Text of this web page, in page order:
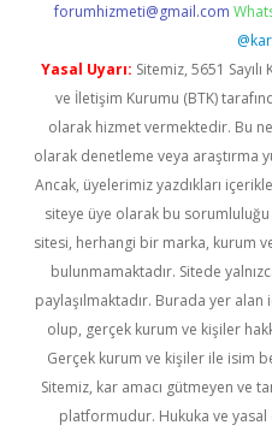
forumhizmeti@gmail.com
Yasal Uyarı: Sitemiz, 5651
ve İletişim Kurumu (BTK)
olarak hizmet vermektedir. Bu
olarak denetleme veya araştırma
Ancak, üyelerimiz yazdıkları
siteye üye olarak bu
sitesi, herhangi bir marka, kurum
bulunmamaktadır. Sitede
paylaşılmaktadır. Burada yer
olup, gerçek kurum ve kişiler
Gerçek kurum ve kişiler ile isim
Sitemiz, kar amacı gütmeyen ve
platformudur. Hukuka ve yasal